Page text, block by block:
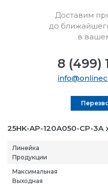
25HK-AP-120A050-CP-3A
Линейка
Продукции
Максимальная
Выходная
Доставим
до
в
8 (499)